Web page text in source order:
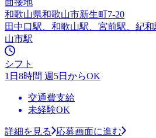
和歌山県和歌山市新生町7-20
田中口駅、和歌山駅、宮前駅、紀
山市駅
シフト
1日8時間 週5日からOK
交通費支給
未経験OK
詳細を見る 応募画面に進む